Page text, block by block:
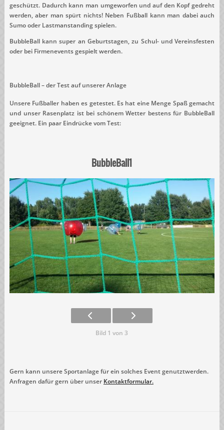
geschützt. Dadurch kann man umgeworfen und auf den Kopf gedreht
werden, aber man spürt nichts! Neben Fußball kann man dabei auch
Sumo oder Lastmanstanding spielen.
BubbleBall kann super an Geburtstagen, zu Schul- und Vereinsfesten
oder bei Firmenevents gespielt werden.
BubbleBall – der Test auf unserer Anlage
Unsere Fußballer haben es getestet. Es hat eine Menge Spaß gemacht
und unser Rasenplatz ist bei schönem Wetter bestens für BubbleBall
geeignet. Ein paar Eindrücke vom Test:
BubbleBall1
Bild 1 von 3
Gern kann unsere Sportanlage für ein solches Event genutztwerden.
Anfragen dafür gern über unser Kontaktformular.